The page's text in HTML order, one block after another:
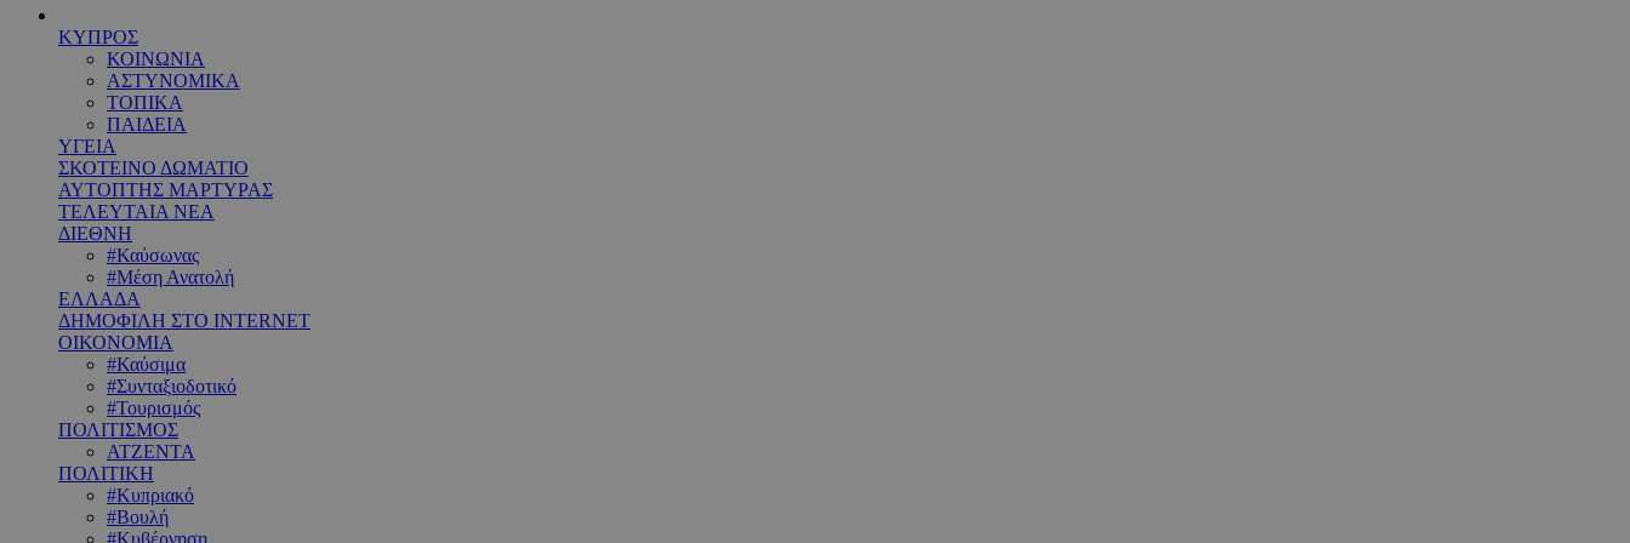
ΚΥΠΡΟΣ
ΚΟΙΝΩΝΙΑ
ΑΣΤΥΝΟΜΙΚΑ
ΤΟΠΙΚΑ
ΠΑΙΔΕΙΑ
ΥΓΕΙΑ
ΣΚΟΤΕΙΝΟ ΔΩΜΑΤΙΟ
ΑΥΤΟΠΤΗΣ ΜΑΡΤΥΡΑΣ
ΤΕΛΕΥΤΑΙΑ ΝΕΑ
ΔΙΕΘΝΗ
#Καύσωνας
#Μέση Ανατολή
ΕΛΛΑΔΑ
ΔΗΜΟΦΙΛΗ ΣΤΟ INTERNET
ΟΙΚΟΝΟΜΙΑ
#Καύσιμα
#Συνταξιοδοτικό
#Τουρισμός
ΠΟΛΙΤΙΣΜΟΣ
ΑΤΖΕΝΤΑ
ΠΟΛΙΤΙΚΗ
#Κυπριακό
#Βουλή